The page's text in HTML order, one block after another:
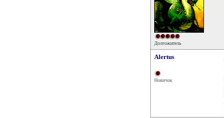
Долгожитель
Alertus
Новичок